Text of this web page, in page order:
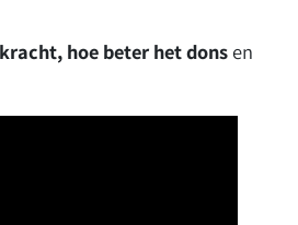
hoe beter het donsen